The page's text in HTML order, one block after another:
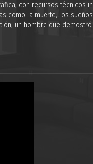
con recursos técnicos
como la muerte, los
un hombre que